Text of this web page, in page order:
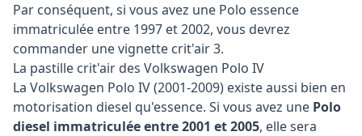
Par conséquent, si vous avez une Polo essence
immatriculée entre 1997 et 2002, vous devrez
commander une vignette crit'air 3.
La pastille crit'air des Volkswagen Polo IV
La Volkswagen Polo IV (2001-2009) existe aussi bien en
motorisation diesel qu'essence. Si vous avez une Polo
diesel immatriculée entre 2001 et 2005, elle sera